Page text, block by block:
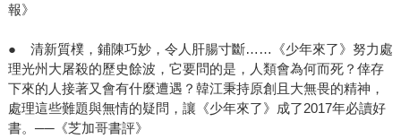
報》
● 清新質樸，鋪陳巧妙，令人肝腸寸斷……《少年來了》努力處
理光州大屠殺的歷史餘波，它要問的是，人類會為何而死？倖存
下來的人接著又會有什麼遭遇？韓江秉持原創且大無畏的精神，
處理這些難題與無情的疑問，讓《少年來了》成了2017年必讀好
書。──《芝加哥書評》